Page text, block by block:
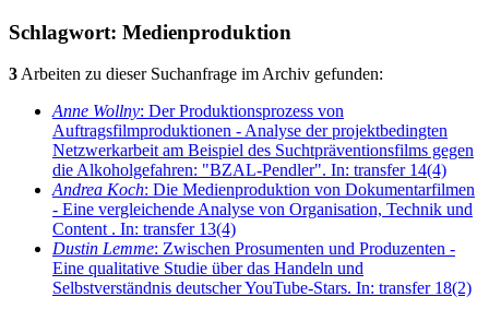
Schlagwort: Medienproduktion
3Arbeiten zu dieser Suchanfrage im Archiv gefunden:
Anne Wollny: Der Produktionsprozess von
Auftragsfilmproduktionen - Analyse der projektbedingten
Netzwerkarbeit am Beispiel des Suchtpräventionsfilms gegen
die Alkoholgefahren: "BZAL-Pendler". In: transfer 14(4)
Andrea Koch: Die Medienproduktion von Dokumentarfilmen
- Eine vergleichende Analyse von Organisation, Technik und
Content . In: transfer 13(4)
Dustin Lemme: Zwischen Prosumenten und Produzenten -
Eine qualitative Studie über das Handeln und
Selbstverständnis deutscher YouTube-Stars. In: transfer 18(2)